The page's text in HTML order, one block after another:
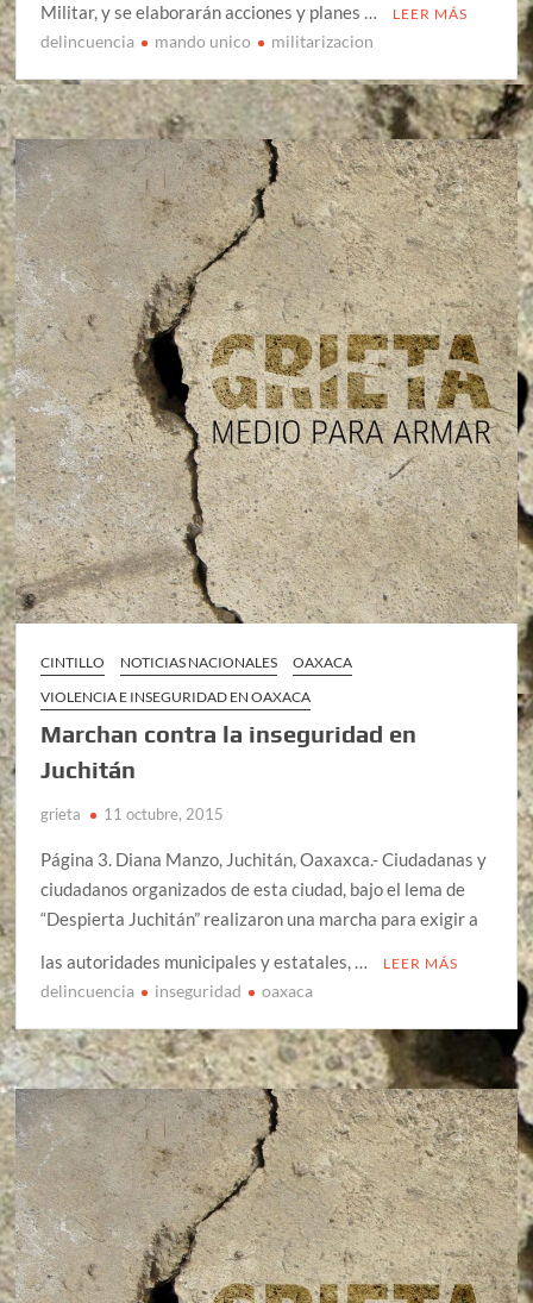
Militar, y se elaborarán acciones y planes …
LEER MÁS
delincuencia mando unico militarizacion
CINTILLO NOTICIAS NACIONALES
OAXACA
VIOLENCIA E INSEGURIDAD EN OAXACA
Marchan contra la inseguridad en
Juchitán
grieta 11 octubre, 2015
Página 3. Diana Manzo, Juchitán, Oaxaxca.- Ciudadanas y
ciudadanos organizados de esta ciudad, bajo el lema de
“Despierta Juchitán” realizaron una marcha para exigir a
las autoridades municipales y estatales, …
LEER MÁS
delincuencia inseguridad oaxaca